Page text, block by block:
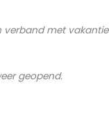
verband met vakantie
geopend.